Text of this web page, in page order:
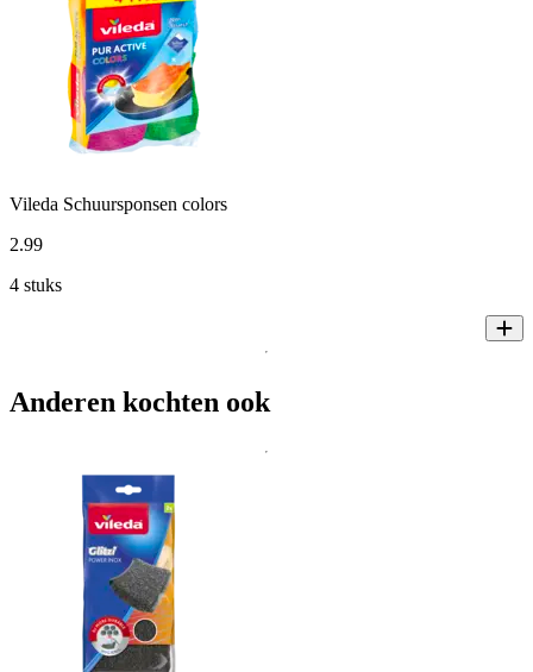
Vileda Schuursponsen colors
2.99
4 stuks
Anderen kochten ook